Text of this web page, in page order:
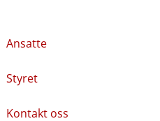
Ansatte
Styret
Kontakt oss